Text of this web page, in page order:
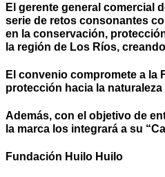
El gerente general comercial
serie de retos consonantes
en la conservación,
la región de Los Ríos,
El convenio compromete a la
protección hacia la
Además, con el objetivo de
la marca los integrará a su
Fundación Huilo Huilo